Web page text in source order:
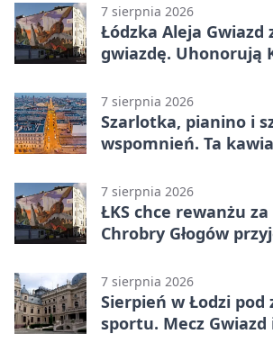
7 sierpnia 2026
Łódzka Aleja Gwiazd
gwiazdę. Uhonorują
7 sierpnia 2026
Szarlotka, pianino i
wspomnień. Ta
7 sierpnia 2026
ŁKS chce rewanżu
Chrobry Głogów
7 sierpnia 2026
Sierpień w Łodzi pod
sportu. Mecz Gwiazd